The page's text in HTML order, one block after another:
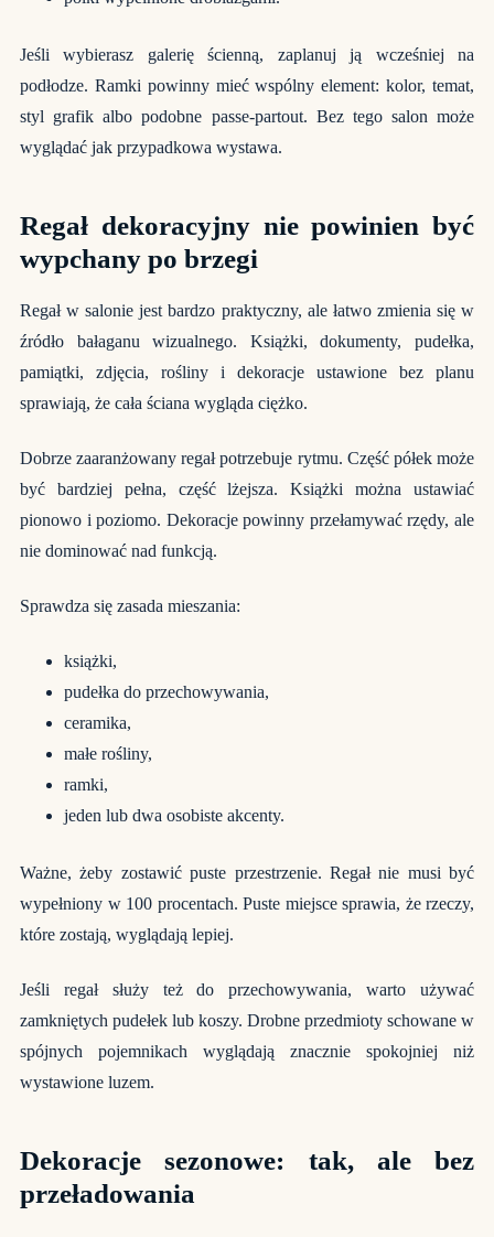
Jeśli wybierasz galerię ścienną, zaplanuj ją wcześniej na
podłodze. Ramki powinny mieć wspólny element: kolor, temat,
styl grafik albo podobne passe-partout. Bez tego salon może
wyglądać jak przypadkowa wystawa.
Regał dekoracyjny nie powinien być
wypchany po brzegi
Regał w salonie jest bardzo praktyczny, ale łatwo zmienia się w
źródło bałaganu wizualnego. Książki, dokumenty, pudełka,
pamiątki, zdjęcia, rośliny i dekoracje ustawione bez planu
sprawiają, że cała ściana wygląda ciężko.
Dobrze zaaranżowany regał potrzebuje rytmu. Część półek może
być bardziej pełna, część lżejsza. Książki można ustawiać
pionowo i poziomo. Dekoracje powinny przełamywać rzędy, ale
nie dominować nad funkcją.
Sprawdza się zasada mieszania:
książki,
pudełka do przechowywania,
ceramika,
małe rośliny,
ramki,
jeden lub dwa osobiste akcenty.
Ważne, żeby zostawić puste przestrzenie. Regał nie musi być
wypełniony w 100 procentach. Puste miejsce sprawia, że rzeczy,
które zostają, wyglądają lepiej.
Jeśli regał służy też do przechowywania, warto używać
zamkniętych pudełek lub koszy. Drobne przedmioty schowane w
spójnych pojemnikach wyglądają znacznie spokojniej niż
wystawione luzem.
Dekoracje sezonowe: tak, ale bez
przeładowania